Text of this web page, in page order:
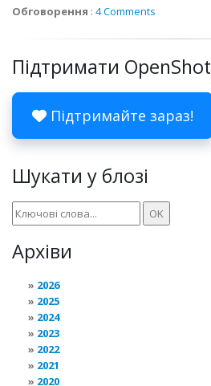
Обговорення : 4 Comments
Підтримати OpenShot
Підтримайте зараз!
Шукати у блозі
Архіви
2026
2025
2024
2023
2022
2021
2020